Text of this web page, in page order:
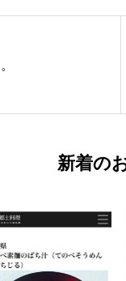
新着の